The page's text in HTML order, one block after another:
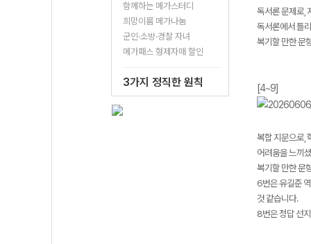
함께하는 메가스터디
희망이룸 메가나눔
군인·소방·경찰 자녀
메가패스 형제자매 할인
3가지 정직한 원칙
독서론 문제로,
독서론에서 틀
복기할 만한 문
[4~9]
복합 지문으로,
어려움을 느끼
복기할 만한 문
6번은 유길준
것 같습니다.
8번은 정답 선